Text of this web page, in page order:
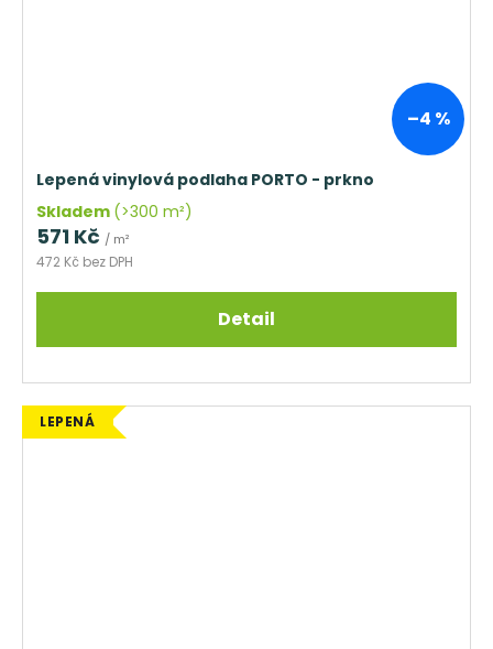
–4 %
Lepená vinylová podlaha PORTO - prkno
Skladem (>300 m²)
472 Kč bez DPH
571 Kč / m²
Detail
LEPENÁ